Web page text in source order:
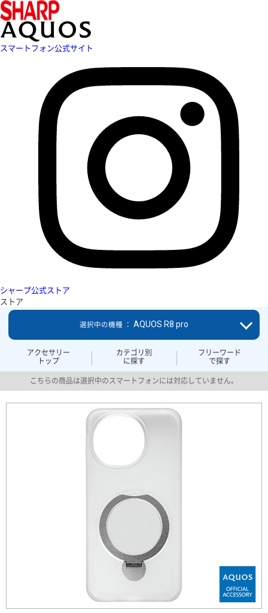
スマートフォン公式サイト
シャープ公式ストア
ストア
アクセサリー
トップ
カテゴリ別
に探す
フリーワード
で探す
選択中の機種 ： AQUOS R8 pro
こちらの商品は選択中のスマートフォンには対応していません。